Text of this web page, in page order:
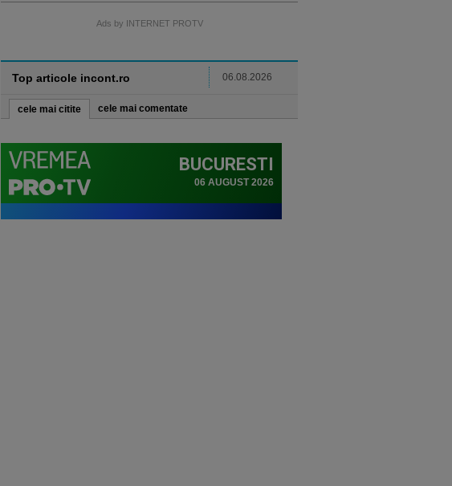
Ads by INTERNET PROTV
Top articole incont.ro 06.08.2026
cele mai citite cele mai comentate